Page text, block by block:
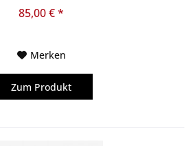
85,00 € *
Merken
Zum Produkt